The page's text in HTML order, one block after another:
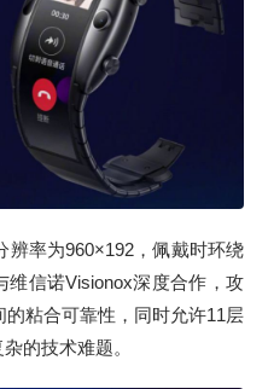
率为960×192，佩戴时环绕
维信诺Visionox深度合作，攻
粘合可靠性，同时允许11层
的技术难题。